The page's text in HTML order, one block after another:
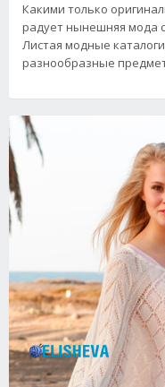
Какими только
радует нынешняя мода
Листая модные
разнообразные